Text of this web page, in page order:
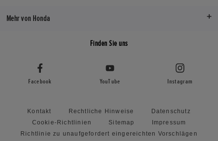
Mehr von Honda
Finden Sie uns
Facebook YouTube Instagram
Kontakt Rechtliche Hinweise
Datenschutz
Cookie-Richtlinien
Sitemap
Impressum
Richtlinie zu unaufgefordert eingereichten Vorschlägen